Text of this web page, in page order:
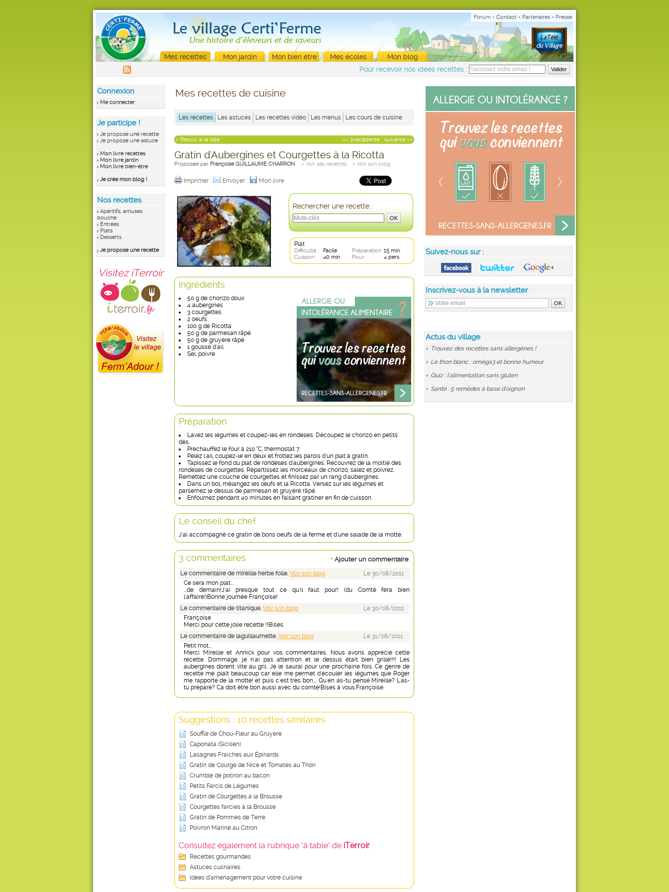
Forum - Contact - Partenaires - Presse
Mes recettes Mon jardin Mon bien être Mes écoles
Mon blog
Pour recevoir nos idées recettes :
Connexion
Me connecter
Je participe !
Je propose une recette
Je propose une astuce
Mon livre recettes
Mon livre jardin
Mon livre bien-être
Je crée mon blog !
Nos recettes
Apéritifs, amuses
bouche
Entrées
Plats
Desserts
Je propose une recette
Visitez iTerroir
Suivez-nous sur :
Inscrivez-vous à la newsletter
Actus du village
Trouvez des recettes sans allergènes !
Le thon blanc : oméga3 et bonne humeur
Quiz : l'alimentation sans gluten
Santé : 5 remèdes à base d'oignon
Mes recettes de cuisine
Les recettes Les astuces Les recettes vidéo Les menus Les cours de cuisine
suivante >>
<< précédente
< Retour à la liste
Gratin d'Aubergines et Courgettes à la Ricotta
Proposée par Françoise GUILLAUME CHARRON > Voir ses recettes > Voir son blog
Imprimer Envoyer Mon livre
Rechercher une recette :
Plat
Difficulté : Facile Préparation :15 min
Cuisson :
40 min Pour : 4 pers
Ingrédients
50 g de chorizo doux
4 aubergines
3 courgettes
2 oeufs
100 g de Ricotta
50 g de parmesan râpé
50 g de gruyère râpé
1 gousse d'ail
Sel, poivre
Préparation
Lavez les légumes et coupez-les en rondelles. Découpez le chorizo en petits
dès.
Préchauffez le four à 210 °C, thermostat 7.
Pelez l'ail, coupez-le en deux et frottez les parois d'un plat à gratin.
Tapissez le fond du plat de rondelles d'aubergines. Recouvrez de la moitié des
rondelles de courgettes. Répartissez les morceaux de chorizo, salez et poivrez.
Remettez une couche de courgettes et finissez par un rang d'aubergines.
Dans un bol, mélangez les œufs et la Ricotta. Versez sur les légumes et
parsemez le dessus de parmesan et gruyère râpé.
Enfournez pendant 40 minutes en faisant gratiner en fin de cuisson.
Le conseil du chef
J'ai accompagné ce gratin de bons oeufs de la ferme et d'une salade de la motte.
+ Ajouter un commentaire
3 commentaires
Le commentaire de mireille herbe folle. Voir son blog
Le 30/08/2011
Ce sera mon plat...
...de demain!J'ai presque tout ce qu'il faut pour! (du Comté fera bien
l'affaire!)Bonne journée Françoise!
Le commentaire de titanique. Voir son blog
Le 30/08/2011
Françoise
Merci pour cette jolie recette !!Bises.
Le commentaire de laguillaumette. Voir son blog
Le 31/08/2011
Petit mot...
Merci Mireille et Annick pour vos commentaires. Nous avons apprécié cette
recette. Dommage, je n'ai pas attention et le dessus était bien grillé!!!! Les
aubergines dorent vite au gril. Je le saurai pour une prochaine fois. Ce genre de
recette me plaît beaucoup car elle me permet d'écouler les légumes que Roger
me rapporte de la motte! et puis c'est très bon.... Qu'en as-tu pensé Mireille? L'as-
tu préparé? Ca doit être bon aussi avec du comté!Bises à vous.Françoise.
Suggestions : 10 recettes similaires
Soufflé de Chou-Fleur au Gruyère
Caponata (Sicilien)
Lasagnes Fraiches aux Épinards
Gratin de Courge de Nice et Tomates au Thon
Crumble de potiron au bacon
Petits Farcis de Légumes
Gratin de Courgettes à la Brousse
Courgettes farcies à la Brousse
Gratin de Pommes de Terre
Poivron Mariné au Citron
Consultez également la rubrique "à table" de iTerroir
Recettes gourmandes
Astuces culinaires
Idées d’aménagement pour votre cuisine